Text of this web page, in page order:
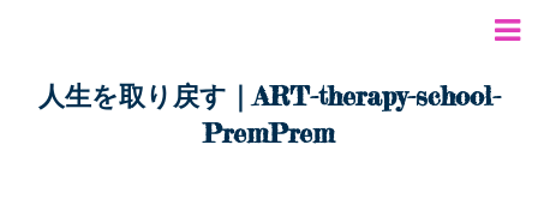
人生を取り戻す｜ART-therapy-school-
PremPrem